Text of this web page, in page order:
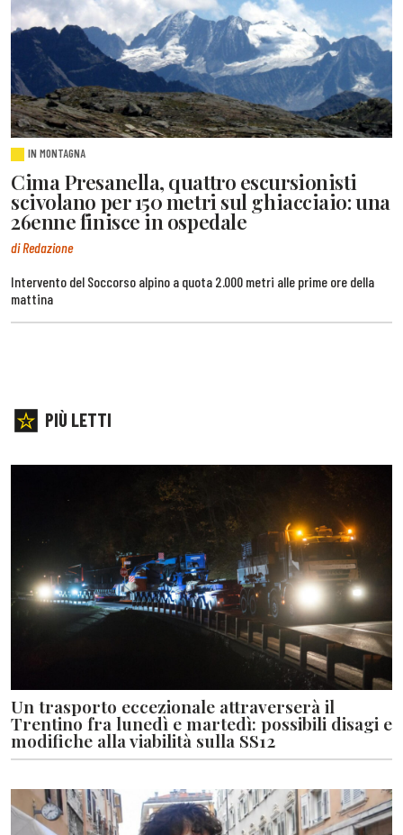
IN MONTAGNA
Cima Presanella, quattro escursionisti
scivolano per 150 metri sul ghiacciaio: una
26enne finisce in ospedale
di Redazione
Intervento del Soccorso alpino a quota 2.000 metri alle prime ore della
mattina
PIÙ LETTI
Un trasporto eccezionale attraverserà il
Trentino fra lunedì e martedì: possibili disagi e
modifiche alla viabilità sulla SS12